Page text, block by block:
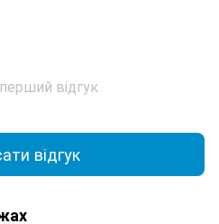
відгук
відгук